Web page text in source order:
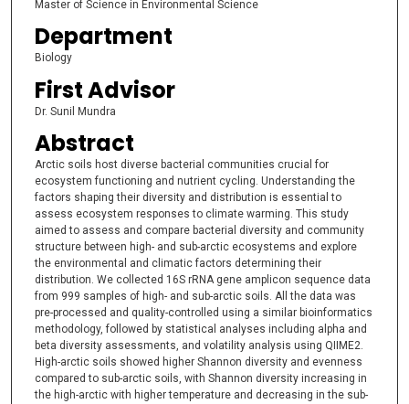
Master of Science in Environmental Science
Department
Biology
First Advisor
Dr. Sunil Mundra
Abstract
Arctic soils host diverse bacterial communities crucial for
ecosystem functioning and nutrient cycling. Understanding the
factors shaping their diversity and distribution is essential to
assess ecosystem responses to climate warming. This study
aimed to assess and compare bacterial diversity and community
structure between high- and sub-arctic ecosystems and explore
the environmental and climatic factors determining their
distribution. We collected 16S rRNA gene amplicon sequence data
from 999 samples of high- and sub-arctic soils. All the data was
pre-processed and quality-controlled using a similar bioinformatics
methodology, followed by statistical analyses including alpha and
beta diversity assessments, and volatility analysis using QIIME2.
High-arctic soils showed higher Shannon diversity and evenness
compared to sub-arctic soils, with Shannon diversity increasing in
the high-arctic with higher temperature and decreasing in the sub-